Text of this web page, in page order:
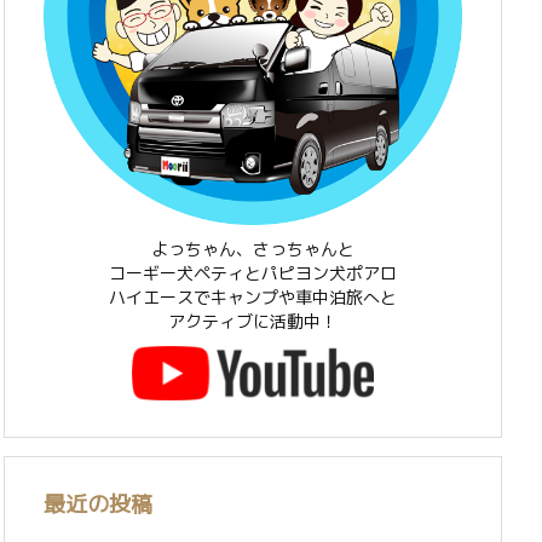
よっちゃん、さっちゃんと
コーギー犬ペティとパピヨン犬ポアロ
ハイエースでキャンプや車中泊旅へと
アクティブに活動中！
最近の投稿